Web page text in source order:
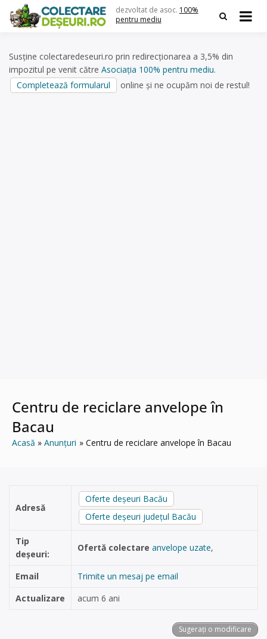
content
dezvoltat de asoc. 100%
pentru mediu
Susține colectaredeseuri.ro prin redirecționarea a 3,5% din
impozitul pe venit către Asociația 100% pentru mediu.
Completează formularul
online și ne ocupăm noi de restul!
Centru de reciclare anvelope în
Bacau
Acasă Anunțuri Centru de reciclare anvelope în Bacau
Adresă
Oferte deșeuri Bacău
Oferte deșeuri județul Bacău
Tip
deșeuri:
Ofertă colectare anvelope uzate,
Email
Trimite un mesaj pe email
Actualizare
acum 6 ani
Sugerați o modificare